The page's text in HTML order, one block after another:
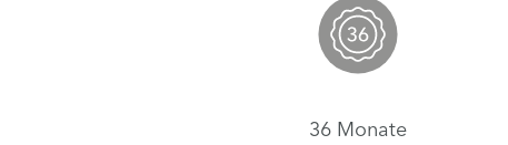
36 Monate